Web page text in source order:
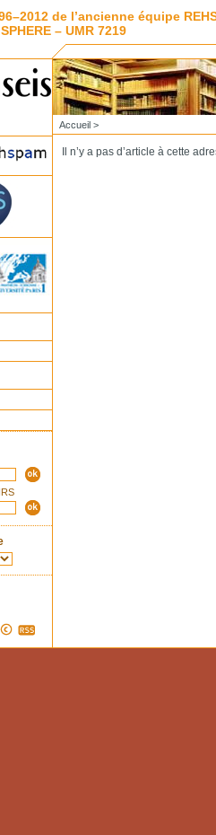
de l’ancienne équipe
– UMR 7219
Accueil>
Il n’y a pas d’article à cette